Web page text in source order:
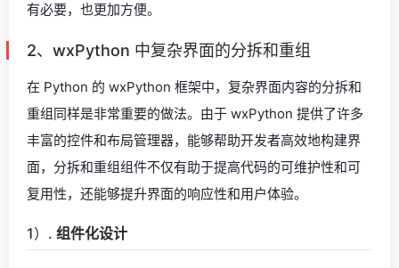
有必要，也更加方便。
2、wxPython 中复杂界面的分拆和重组
在 Python 的 wxPython 框架中，复杂界面内容的分拆和
重组同样是非常重要的做法。由于 wxPython 提供了许多
丰富的控件和布局管理器，能够帮助开发者高效地构建界
面，分拆和重组组件不仅有助于提高代码的可维护性和可
复用性，还能够提升界面的响应性和用户体验。
1）. 组件化设计